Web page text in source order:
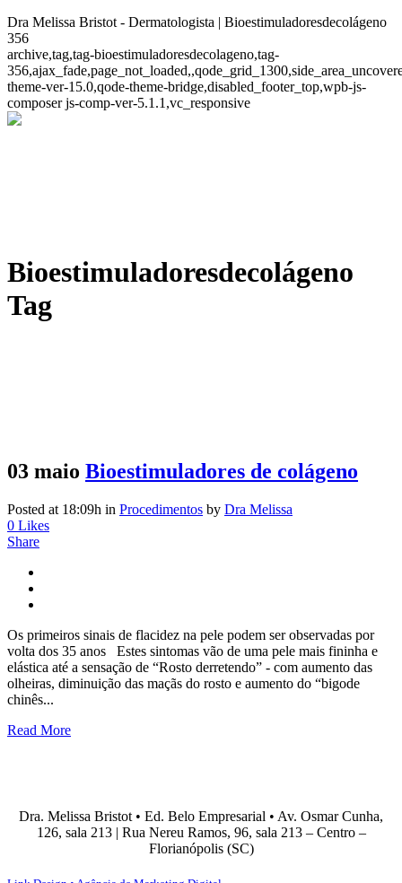
Dra Melissa Bristot - Dermatologista | Bioestimuladoresdecolágeno
356
archive,tag,tag-bioestimuladoresdecolageno,tag-
theme-ver-15.0,qode-theme-bridge,disabled_footer_top,wpb-js-
composer js-comp-ver-5.1.1,vc_responsive
Bioestimuladoresdecolágeno
Tag
03 maio Bioestimuladores de colágeno
Posted at 18:09h in Procedimentos by Dra Melissa
0 Likes
Share
Os primeiros sinais de flacidez na pele podem ser observadas por
volta dos 35 anos Estes sintomas vão de uma pele mais fininha e
elástica até a sensação de “Rosto derretendo” - com aumento das
olheiras, diminuição das maçãs do rosto e aumento do “bigode
chinês...
Read More
Dra. Melissa Bristot • Ed. Belo Empresarial • Av. Osmar Cunha,
126, sala 213 | Rua Nereu Ramos, 96, sala 213 – Centro –
Florianópolis (SC)